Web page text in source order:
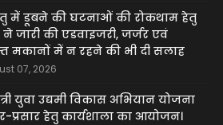
में डूबने की घटनाओं की रोकथाम हेतु
जारी की एडवाइजरी, जर्जर एवं
मकानों में न रहने की भी दी सलाह
07, 2026
युवा उद्यमी विकास अभियान योजना
प्रसार हेतु कार्यशाला का आयोजन।